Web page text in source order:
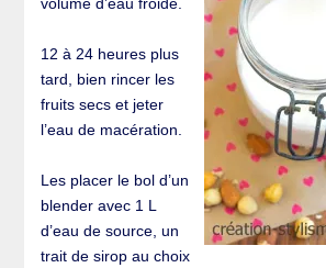
volume d’eau froide.
12 à 24 heures plus
tard, bien rincer les
fruits secs et jeter
l’eau de macération.
Les placer le bol d’un
blender avec 1 L
d’eau de source, un
trait de sirop au choix